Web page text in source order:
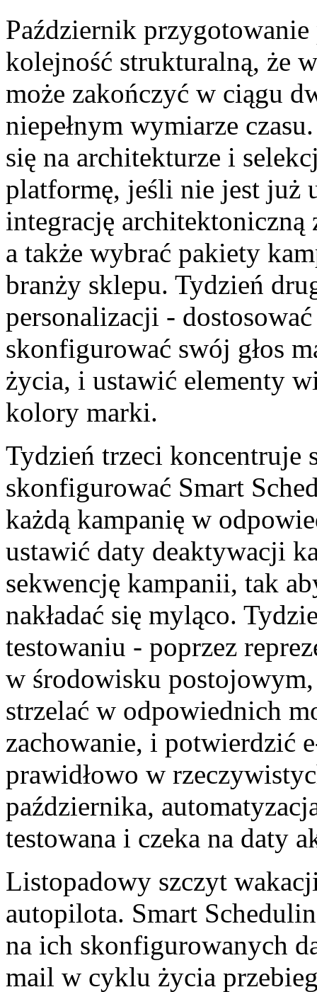
Październik
kolejność strukturalną, że
może zakończyć w ciągu
niepełnym wymiarze
się na architekturze i
platformę, jeśli nie jest już
integrację
a także wybrać pakiety
branży sklepu. Tydzień
personalizacji -
skonfigurować swój głos
życia, i ustawić elementy
kolory marki.
Tydzień trzeci koncentruje
skonfigurować Smart
każdą kampanię w
ustawić daty deaktywacji
sekwencję kampanii, tak
nakładać się myląco.
testowaniu - poprzez
w środowisku
strzelać w odpowiednich
zachowanie, i potwierdzić
prawidłowo w
października,
testowana i czeka na daty
Listopadowy szczyt
autopilota. Smart
na ich skonfigurowanych
mail w cyklu życia